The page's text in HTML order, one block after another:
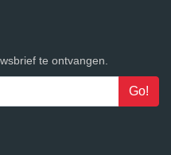
te ontvangen.